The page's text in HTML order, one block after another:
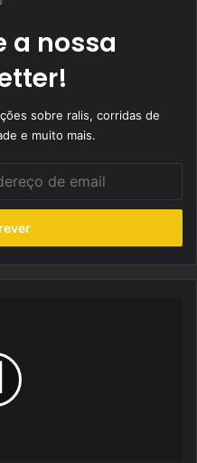
a nossa
sobre ralis, corridas de
e muito mais.